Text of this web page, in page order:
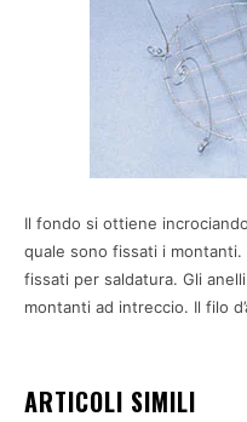
Il fondo si ottiene
quale sono fissati i
fissati per saldatura. Gli
montanti ad intreccio. Il filo
ARTICOLI SIMILI